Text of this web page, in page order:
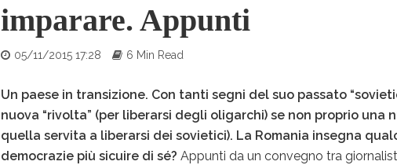
imparare. Appunti
05/11/2015 17:28 6 Min Read
Un paese in transizione. Con tanti segni del suo passato
nuova “rivolta” (per liberarsi degli oligarchi) se non proprio una
quella servita a liberarsi dei sovietici). La Romania insegna
democrazie più sicuire di sé? Appunti da un convegno tra